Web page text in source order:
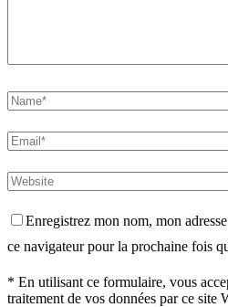
Enregistrez mon nom, mon
ce navigateur pour la prochaine fois
* En utilisant ce formulaire, vous
traitement de vos données par ce site